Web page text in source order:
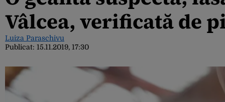
Vâlcea, verificată de
Luiza Paraschivu
Publicat: 15.11.2019, 17:30